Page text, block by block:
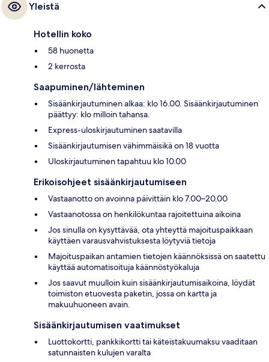
Yleistä
Hotellin koko
58 huonetta
2 kerrosta
Saapuminen/lähteminen
Sisäänkirjautuminen alkaa: klo 16.00. Sisäänkirjautuminen
päättyy: klo milloin tahansa.
Express-uloskirjautuminen saatavilla
Sisäänkirjautumisen vähimmäisikä on 18 vuotta
Uloskirjautuminen tapahtuu klo 10.00
Erikoisohjeet sisäänkirjautumiseen
Vastaanotto on avoinna päivittäin klo 7.00–20.00
Vastaanotossa on henkilökuntaa rajoitettuina aikoina
Jos sinulla on kysyttävää, ota yhteyttä majoituspaikkaan
käyttäen varausvahvistuksesta löytyviä tietoja
Majoituspaikan antamien tietojen käännöksissä on saatettu
käyttää automatisoituja käännöstyökaluja
Jos saavut muulloin kuin sisäänkirjautumisaikoina, löydät
toimiston etuovesta paketin, jossa on kartta ja
makuuhuoneen avain.
Sisäänkirjautumisen vaatimukset
Luottokortti, pankkikortti tai käteistakuumaksu vaaditaan
satunnaisten kulujen varalta